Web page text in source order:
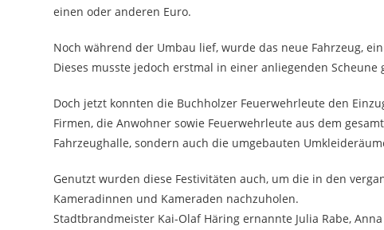
einen oder anderen Euro.
Noch während der Umbau lief, wurde das neue Fahrzeug,
Dieses musste jedoch erstmal in einer anliegenden
Doch jetzt konnten die Buchholzer Feuerwehrleute den
Firmen, die Anwohner sowie Feuerwehrleute aus dem
Fahrzeughalle, sondern auch die umgebauten
Genutzt wurden diese Festivitäten auch, um die in den
Kameradinnen und Kameraden nachzuholen.
Stadtbrandmeister Kai-Olaf Häring ernannte Julia Rabe,